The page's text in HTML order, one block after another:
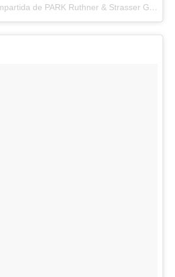
Una publicación compartida de PARK Ruthner & Strasser GmbH (@park_wien)